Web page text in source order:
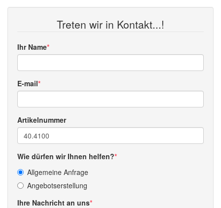
Treten wir in Kontakt...!
Ihr Name
E-mail
Artikelnummer
Wie dürfen wir Ihnen helfen?
Allgemeine Anfrage
Angebotserstellung
Ihre Nachricht an uns